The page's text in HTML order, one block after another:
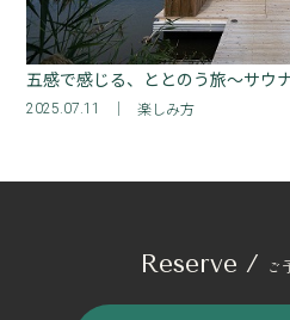
五感で感じる、ととのう旅～サウ
2025.07.11 楽しみ方
Reserve / ご